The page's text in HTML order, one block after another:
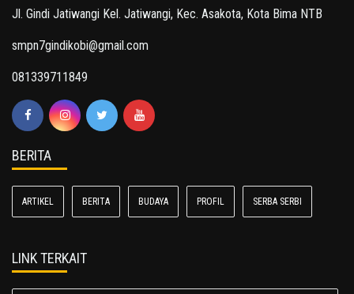
Jl. Gindi Jatiwangi Kel. Jatiwangi, Kec. Asakota, Kota Bima NTB
smpn7gindikobi@gmail.com
081339711849
BERITA
ARTIKEL BERITA BUDAYA PROFIL SERBA SERBI
LINK TERKAIT